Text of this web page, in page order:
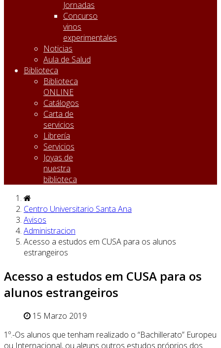
Jornadas
Concurso
vinos
experimentales
Noticias
Aula de Salud
Biblioteca
Biblioteca
ONLINE
Catálogos
Carta de
servicios
Librería
Servicios
Joyas de
nuestra
biblioteca
Centro Universitario Santa Ana
Avisos
Administracion
Acesso a estudos em CUSA para os alunos
estrangeiros
Acesso a estudos em CUSA para os
alunos estrangeiros
15 Marzo 2019
1º.-Os alunos que tenham realizado o “Bachillerato” Europeu
ou Internacional, ou alguns outros estudos próprios dos